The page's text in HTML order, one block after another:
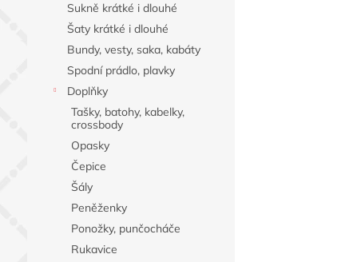
Sukně krátké i dlouhé
Šaty krátké i dlouhé
Bundy, vesty, saka, kabáty
Spodní prádlo, plavky
Doplňky
Tašky, batohy, kabelky,
crossbody
Opasky
Čepice
Šály
Peněženky
Ponožky, punčocháče
Rukavice